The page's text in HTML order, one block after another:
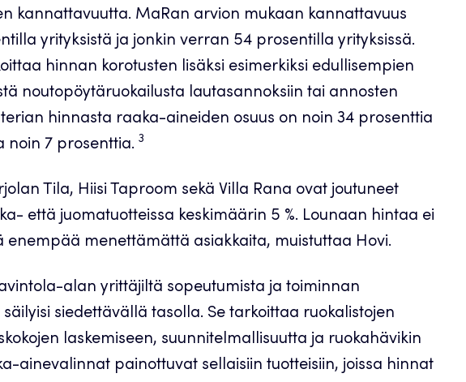
kannattavuutta. MaRan arvion mukaan kannattavuus
yrityksistä ja jonkin verran 54 prosentilla yrityksissä.
hinnan korotusten lisäksi esimerkiksi edullisempien
noutopöytäruokailusta lautasannoksiin tai annosten
hinnasta raaka-aineiden osuus on noin 34 prosenttia
noin 7 prosenttia. 3
Tila, Hiisi Taproom sekä Villa Rana ovat joutuneet
että juomatuotteissa keskimäärin 5 %. Lounaan hintaa ei
menettämättä asiakkaita, muistuttaa Hovi.
alan yrittäjiltä sopeutumista ja toiminnan
siedettävällä tasolla. Se tarkoittaa ruokalistojen
laskemiseen, suunnitelmallisuutta ja ruokahävikin
ainevalinnat painottuvat sellaisiin tuotteisiin, joissa hinnat